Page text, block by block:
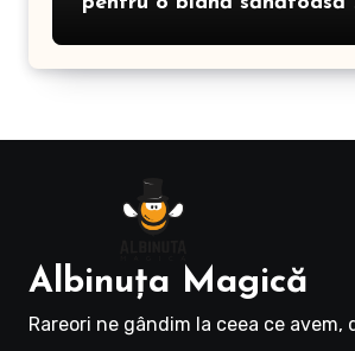
Albinuţa Magică
Rareori ne gândim la ceea ce avem,